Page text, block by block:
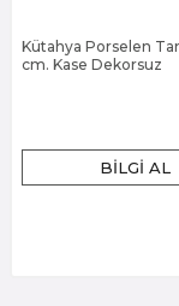
Kütahya Porselen
cm. Kase Dekorsuz
BILGI AL